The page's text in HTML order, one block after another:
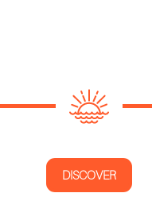
DISCOVER